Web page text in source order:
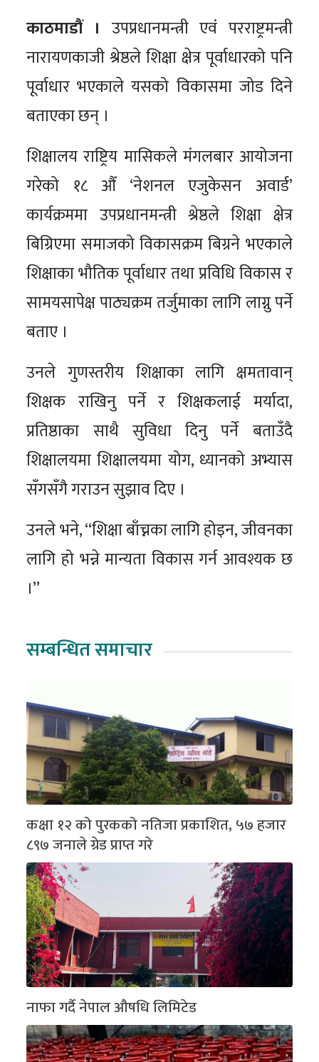
काठमाडौं । उपप्रधानमन्त्री एवं परराष्ट्रमन्त्री
नारायणकाजी श्रेष्ठले शिक्षा क्षेत्र पूर्वाधारको पनि
पूर्वाधार भएकाले यसको विकासमा जोड दिने
बताएका छन् ।
शिक्षालय राष्ट्रिय मासिकले मंगलबार आयोजना
गरेको १८ औँ ‘नेशनल एजुकेसन अवार्ड’
कार्यक्रममा उपप्रधानमन्त्री श्रेष्ठले शिक्षा क्षेत्र
बिग्रिएमा समाजको विकासक्रम बिग्रने भएकाले
शिक्षाका भौतिक पूर्वाधार तथा प्रविधि विकास र
सामयसापेक्ष पाठ्यक्रम तर्जुमाका लागि लाग्नु पर्ने
बताए ।
उनले गुणस्तरीय शिक्षाका लागि क्षमतावान्
शिक्षक राखिनु पर्ने र शिक्षकलाई मर्यादा,
प्रतिष्ठाका साथै सुविधा दिनु पर्ने बताउँदै
शिक्षालयमा शिक्षालयमा योग, ध्यानको अभ्यास
सँगसँगै गराउन सुझाव दिए ।
उनले भने, “शिक्षा बाँच्नका लागि होइन, जीवनका
लागि हो भन्ने मान्यता विकास गर्न आवश्यक छ
।”
सम्बन्धित समाचार
कक्षा १२ को पुरकको नतिजा प्रकाशित, ५७ हजार
८९७ जनाले ग्रेड प्राप्त गरे
नाफा गर्दै नेपाल औषधि लिमिटेड